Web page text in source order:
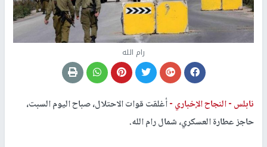
رام الله
نابلس -النجاح الإخباري -أغلقت قوات الاحتلال، صباح اليوم السبت،
حاجز عطارة العسكري، شمال رام الله.